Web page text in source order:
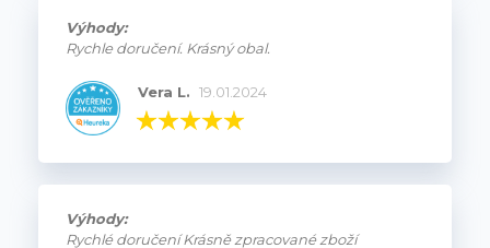
Výhody:
Rychle doručení. Krásný obal.
Vera L. 19.01.2024
Výhody:
Rychlé doručení Krásně zpracované zboží